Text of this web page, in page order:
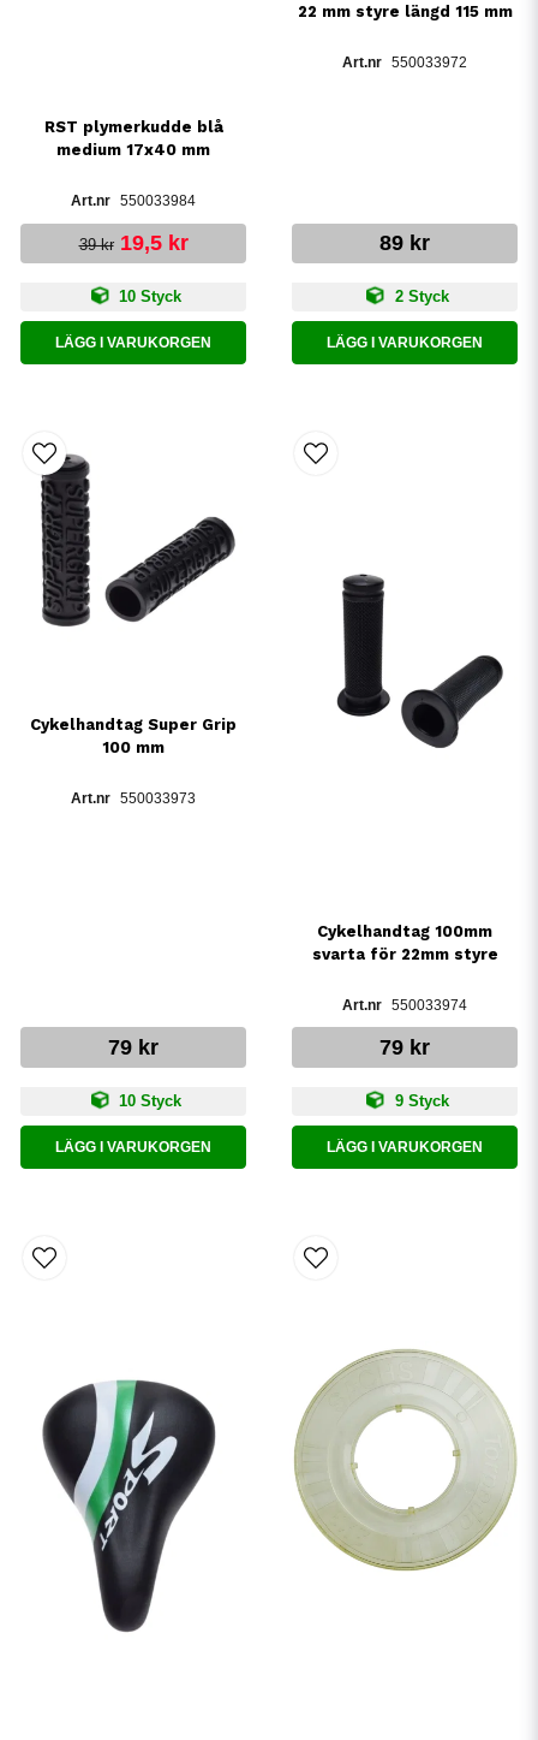
RST plymerkudde blå
medium 17x40 mm
550033984
39 kr 19,5 kr
10 Styck
LÄGG I VARUKORGEN
22 mm styre längd 115 mm
550033972
89 kr
2 Styck
LÄGG I VARUKORGEN
Cykelhandtag Super Grip
100 mm
550033973
79 kr
10 Styck
LÄGG I VARUKORGEN
Cykelhandtag 100mm
svarta för 22mm styre
550033974
79 kr
9 Styck
LÄGG I VARUKORGEN